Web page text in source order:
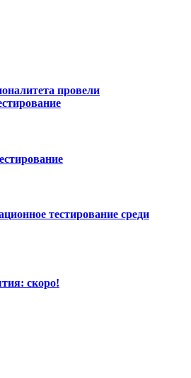
провели
тестирование среди
скоро!